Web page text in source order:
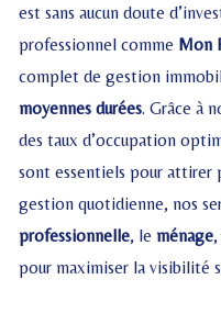
est sans aucun doute
professionnel comme Mon
complet de gestion
moyennes durées. Grâce à
des taux d’occupation
sont essentiels pour attirer
gestion quotidienne, nos
professionnelle, le ménage
pour maximiser la visibilité